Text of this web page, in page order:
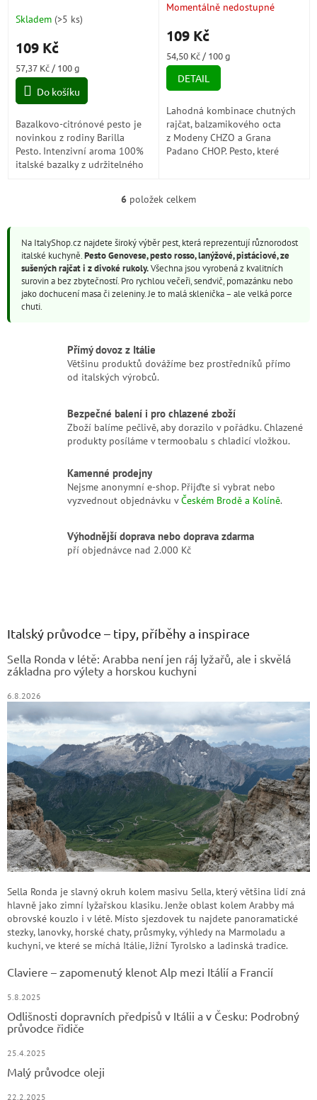
Skladem (>5 ks)
109 Kč
Měrná
cena:
57,37 Kč / 100 g
Do košíku
Bazalkovo-citrónové pesto je
novinkou z rodiny Barilla
Pesto. Intenzivní aroma 100%
italské bazalky z udržitelného
Průměrné
produktu
5,0
5
Momentálně nedostupné
109 Kč
Měrná
cena:
54,50 Kč / 100 g
DETAIL
Lahodná kombinace chutných
rajčat, balzamikového octa
z Modeny CHZO a Grana
Padano CHOP. Pesto, které
O
á
d
a
c
í
y
v
i
s
u
6 položek celkem
Na ItalyShop.cz najdete široký výběr pest, která reprezentují různorodost
italské kuchyně.Pesto Genovese, pesto rosso, lanýžové, pistáciové, ze
sušených rajčat i z divoké rukoly.Všechna jsou vyrobená z kvalitních
surovin a bez zbytečností. Pro rychlou večeři, sendvič, pomazánku nebo
jako dochucení masa či zeleniny. Je to malá sklenička – ale velká porce
chuti.
Přímý dovoz z Itálie
Většinu produktů dovážíme bez prostředníků přímo
od italských výrobců.
Bezpečné balení i pro chlazené zboží
Zboží balíme pečlivě, aby dorazilo v pořádku. Chlazené
produkty posíláme v termoobalu s chladicí vložkou.
Kamenné prodejny
Nejsme anonymní e-shop. Přijďte si vybrat nebo
vyzvednout objednávku vČeském Brodě a Kolíně.
Výhodnější doprava nebo doprava zdarma
pří objednávce nad 2.000 Kč
Italský průvodce – tipy, příběhy a inspirace
Sella Ronda v létě: Arabba není jen ráj lyžařů, ale i skvělá
základna pro výlety a horskou kuchyni
6.8.2026
Sella Ronda je slavný okruh kolem masivu Sella, který většina lidí zná
hlavně jako zimní lyžařskou klasiku. Jenže oblast kolem Arabby má
obrovské kouzlo i v létě. Místo sjezdovek tu najdete panoramatické
stezky, lanovky, horské chaty, průsmyky, výhledy na Marmoladu a
kuchyni, ve které se míchá Itálie, Jižní Tyrolsko a ladinská tradice.
Claviere – zapomenutý klenot Alp mezi Itálií a Francií
5.8.2025
Odlišnosti dopravních předpisů v Itálii a v Česku: Podrobný
průvodce řidiče
25.4.2025
Malý průvodce oleji
22.2.2025